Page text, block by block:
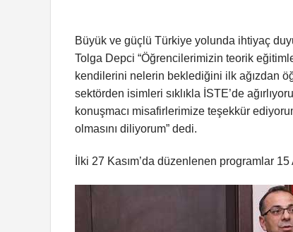
Büyük ve güçlü Türkiye yolunda ihtiyaç
Tolga Depci “Öğrencilerimizin teorik
kendilerini nelerin beklediğini ilk ağızdan
sektörden isimleri sıklıkla İSTE’de
konuşmacı misafirlerimize teşekkür
olmasını diliyorum” dedi.
İlki 27 Kasım’da düzenlenen programlar